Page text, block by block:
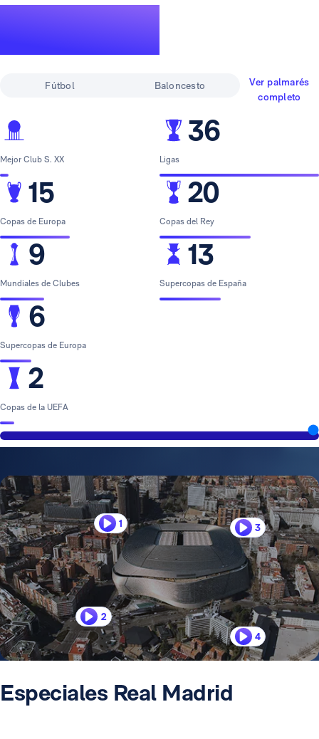
Fútbol Baloncesto
Ver palmarés
completo
Mejor Club S. XX
15
Copas de Europa
9
Mundiales de Clubes
6
Supercopas de Europa
2
Copas de la UEFA
36
Ligas
20
Copas del Rey
13
Supercopas de España
1
2
3
4
Especiales Real Madrid